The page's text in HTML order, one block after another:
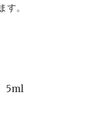
す。
5ml